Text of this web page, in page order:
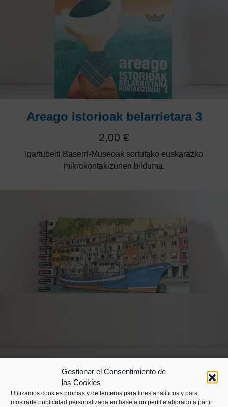
Gestionar el Consentimiento de
las Cookies
Utilizamos cookies propias y de terceros para fines analíticos y para
mostrarte publicidad personalizada en base a un perfil elaborado a partir
Areago istorioak belarrietara 3
2,00 €
Igartubeiti Baserri-Museoak sortutako euskarazko
mikrokontakizunen bilduma.
Artisau koadernoak
15,00
Euskal Herriko paisaiak, txalupak edo itsasargiekin